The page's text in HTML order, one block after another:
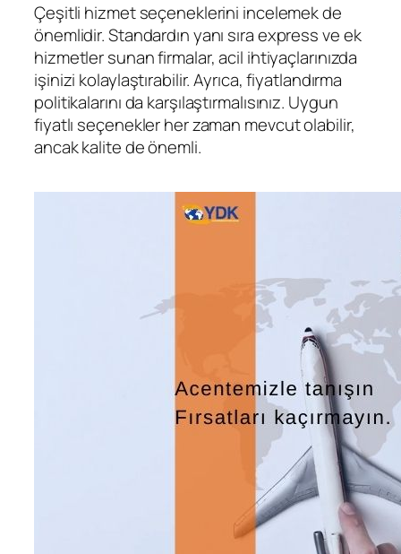
Çeşitli hizmet seçeneklerini incelemek de
önemlidir. Standardın yanı sıra express ve ek
hizmetler sunan firmalar, acil ihtiyaçlarınızda
işinizi kolaylaştırabilir. Ayrıca, fiyatlandırma
politikalarını da karşılaştırmalısınız. Uygun
fiyatlı seçenekler her zaman mevcut olabilir,
ancak kalite de önemli.